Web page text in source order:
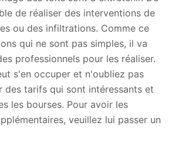
de réaliser des interventions de
ou des infiltrations. Comme ce
qui ne sont pas simples, il va
professionnels pour les réaliser.
s'en occuper et n'oubliez pas
des tarifs qui sont intéressants et
les bourses. Pour avoir les
veuillez lui passer un